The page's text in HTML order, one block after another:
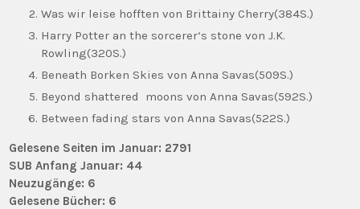
Was wir leise hofften von Brittainy Cherry(384S.)
Harry Potter an the sorcerer‘s stone von J.K.
Rowling(320S.)
Beneath Borken Skies von Anna Savas(509S.)
Beyond shattered moons von Anna Savas(592S.)
Between fading stars von Anna Savas(522S.)
Gelesene Seiten im Januar: 2791
SUB Anfang Januar: 44
Neuzugänge: 6
Gelesene Bücher: 6